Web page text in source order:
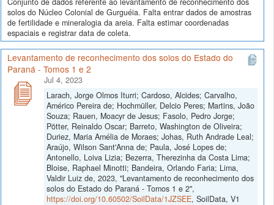
solos do Núcleo Colonial de Gurguéia. Falta entrar dados de amostras
de fertilidade e mineralogia da areia. Falta estimar coordenadas
espaciais e registrar data de coleta.
Levantamento de reconhecimento dos solos do Estado do
Paraná - Tomos 1 e 2
Jul 4, 2023
Larach, Jorge Olmos Iturri; Cardoso, Alcides; Carvalho,
Américo Pereira de; Hochmüller, Delcio Peres; Martins, João
Souza; Rauen, Moacyr de Jesus; Fasolo, Pedro Jorge;
Pötter, Reinaldo Oscar; Barreto, Washington de Oliveira;
Duriez, Maria Amélia de Moraes; Johas, Ruth Andrade Leal;
Araújo, Wilson Sant'Anna de; Paula, José Lopes de;
Antonello, Loiva Lizia; Bezerra, Therezinha da Costa Lima;
Bloise, Raphael Minotti; Bandeira, Orlando Faria; Lima,
Valdir Luiz de, 2023, "Levantamento de reconhecimento dos
solos do Estado do Paraná - Tomos 1 e 2",
https://doi.org/10.60502/SoilData/1JZSEE, SoilData, V1